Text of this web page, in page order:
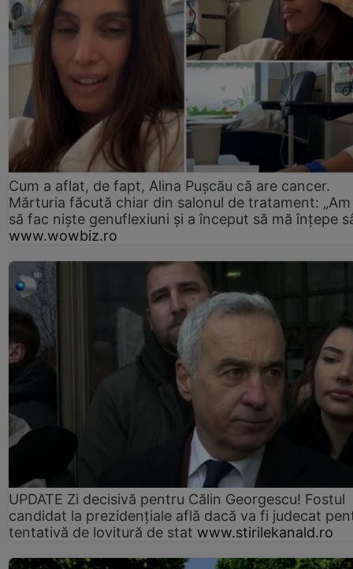
Cum a aflat, de fapt, Alina Pușcău că are cancer.
Mărturia făcută chiar din salonul de tratament:
să fac niște genuflexiuni și a început să mă înțepe
www.wowbiz.ro
UPDATE Zi decisivă pentru Călin Georgescu! Fostul
candidat la prezidențiale află dacă va fi judecat
tentativă de lovitură de stat www.stirilekanald.ro